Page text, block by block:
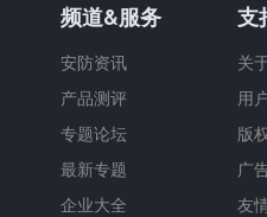
频道&服务
安防资讯
产品测评
专题论坛
最新专题
企业大全
支
关
用
版
广
友